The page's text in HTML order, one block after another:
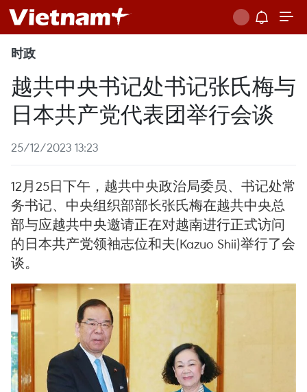
时政
越共中央书记处书记张氏梅与
日本共产党代表团举行会谈
25/12/2023 13:23
12月25日下午，越共中央政治局委员、书记处常
务书记、中央组织部部长张氏梅在越共中央总
部与应越共中央邀请正在对越南进行正式访问
的日本共产党领袖志位和夫(Kazuo Shii)举行了会
谈。